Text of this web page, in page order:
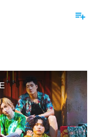
playlist_add